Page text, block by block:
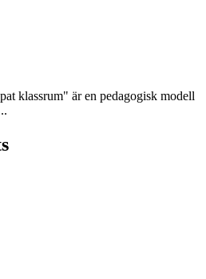
klassrum" är en pedagogisk modell